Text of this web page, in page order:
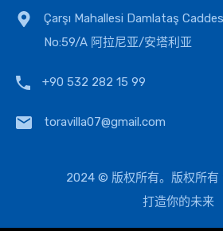
Çarşı Mahallesi Damlataş
No:59/A 阿拉尼亚/安塔利亚
+90 532 282 15 99
toravilla07@gmail.com
2024 © 版权所有。版权所有
打造你的未来